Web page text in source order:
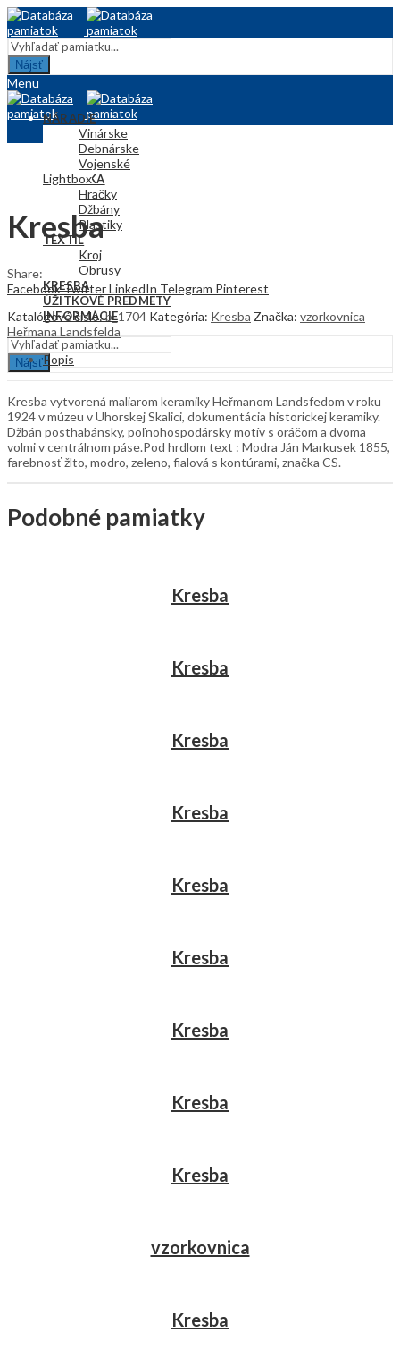
Nájsť
Menu
NÁRADIE
Vinárske
Debnárske
Vojenské
KERAMIKA
Hračky
Džbány
Plastiky
TEXTIL
Kroj
Obrusy
KRESBA
ÚŽITKOVÉ PREDMETY
INFORMÁCIE
Nájsť
Lightbox
Kresba
Share:
FacebookTwitterLinkedIn Telegram Pinterest
Katalógové číslo:b_1704 Kategória: Kresba Značka: vzorkovnica
Heřmana Landsfelda
Popis
Kresba vytvorená maliarom keramiky Heřmanom Landsfedom v roku
1924 v múzeu v Uhorskej Skalici, dokumentácia historickej keramiky.
Džbán posthabánsky, poľnohospodársky motív s oráčom a dvoma
volmi v centrálnom páse.Pod hrdlom text : Modra Ján Markusek 1855,
farebnosť žlto, modro, zeleno, fialová s kontúrami, značka CS.
Podobné pamiatky
Kresba
Kresba
Kresba
Kresba
Kresba
Kresba
Kresba
Kresba
Kresba
vzorkovnica
Kresba